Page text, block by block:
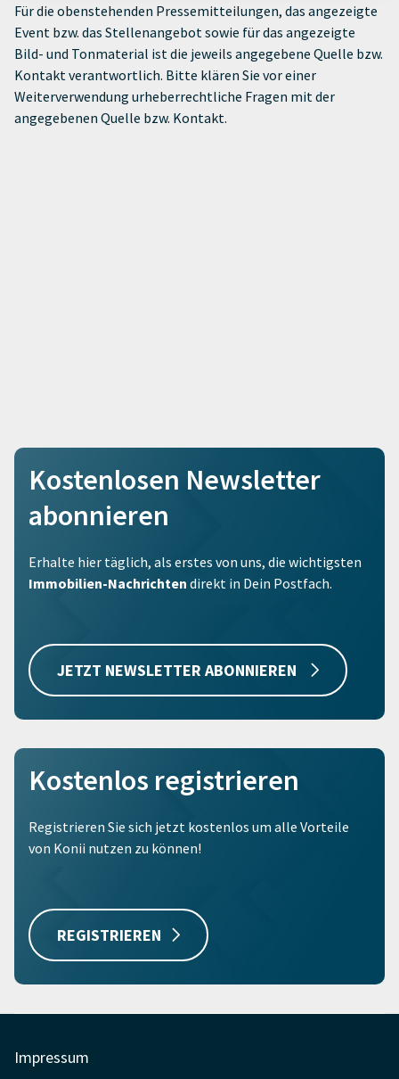
Für die obenstehenden Pressemitteilungen, das angezeigte
Event bzw. das Stellenangebot sowie für das angezeigte
Bild- und Tonmaterial ist die jeweils angegebene Quelle bzw.
Kontakt verantwortlich. Bitte klären Sie vor einer
Weiterverwendung urheberrechtliche Fragen mit der
angegebenen Quelle bzw. Kontakt.
Kostenlosen Newsletter
abonnieren
Erhalte hier täglich, als erstes von uns, die wichtigsten
Immobilien-Nachrichten direkt in Dein Postfach.
JETZT NEWSLETTER ABONNIEREN
Kostenlos registrieren
Registrieren Sie sich jetzt kostenlos um alle Vorteile
von Konii nutzen zu können!
REGISTRIEREN
Impressum